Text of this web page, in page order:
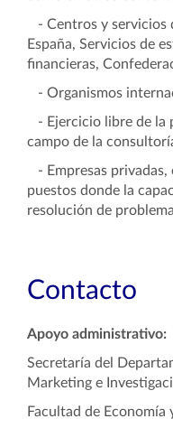
- Centros y servicios
España, Servicios de
financieras,
- Organismos
- Ejercicio libre de la
campo de la
- Empresas privadas,
puestos donde la
resolución de
Contacto
Apoyo administrativo:
Secretaría del
Marketing e
Facultad de Economía